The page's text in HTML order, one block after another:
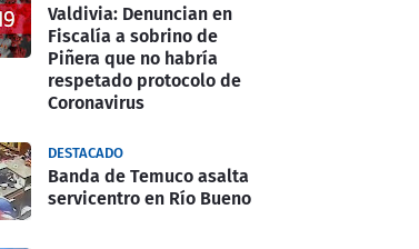
Valdivia: Denuncian en
Fiscalía a sobrino de
Piñera que no habría
respetado protocolo de
Coronavirus
DESTACADO
Banda de Temuco asalta
servicentro en Río Bueno